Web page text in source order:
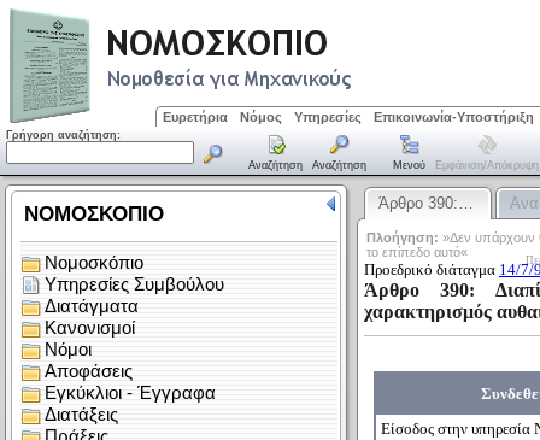
Ευρετήρια Νόμος Υπηρεσίες Επικοινωνία-Υποστήριξη
Γρήγορη αναζήτηση:
Αναζήτηση Αναζήτηση Μενού Εμφάνιση/απόκρυψη
Άρθρο 390:…